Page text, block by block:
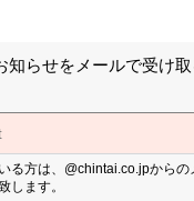
知らせをメールで受け取
る方は、@chintai.co.jpからの
します。